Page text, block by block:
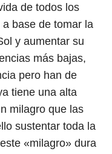
de todos los
base de tomar la
y aumentar su
más bajas,
pero han de
tiene una alta
milagro que las
sustentar toda la
«milagro» dura